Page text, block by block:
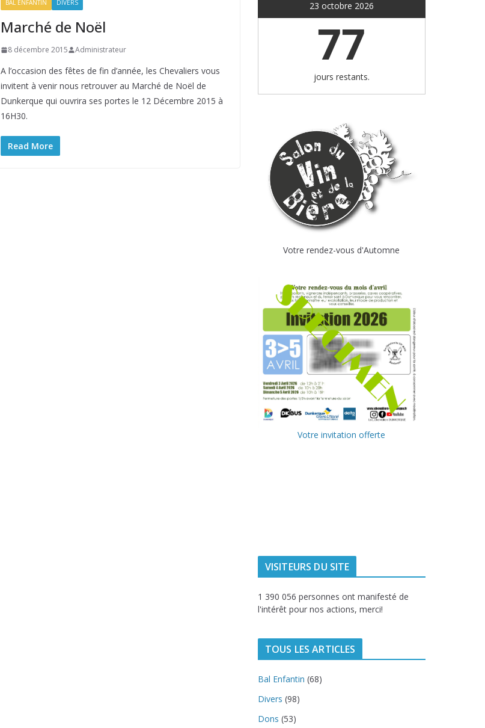
BAL ENFANTIN DIVERS
Marché de Noël
8 décembre 2015 Administrateur
A l’occasion des fêtes de fin d’année, les Chevaliers vous
invitent à venir nous retrouver au Marché de Noël de
Dunkerque qui ouvrira ses portes le 12 Décembre 2015 à
16H30.
Read More
23 octobre 2026
77
jours restants.
Votre rendez-vous d'Automne
Votre invitation offerte
VISITEURS DU SITE
1 390 056 personnes ont manifesté de
l'intérêt pour nos actions, merci!
TOUS LES ARTICLES
Bal Enfantin (68)
Divers (98)
Dons (53)